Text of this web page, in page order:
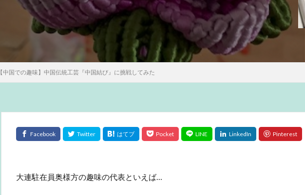
【中国での趣味】中国伝統工芸『中国結び』に挑戦してみた
大連駐在員奥様方の趣味の代表といえば…